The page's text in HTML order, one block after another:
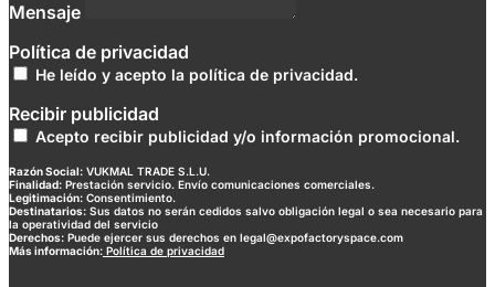
Mensaje
Política de privacidad
He leído y acepto la política de privacidad.
Recibir publicidad
Acepto recibir publicidad y/o información promocional.
Razón Social: VUKMAL TRADE S.L.U.
Finalidad: Prestación servicio. Envío comunicaciones comerciales.
Legitimación: Consentimiento.
Destinatarios: Sus datos no serán cedidos salvo obligación legal o sea necesario para
la operatividad del servicio
Derechos: Puede ejercer sus derechos en legal@expofactoryspace.com
Más información: Política de privacidad